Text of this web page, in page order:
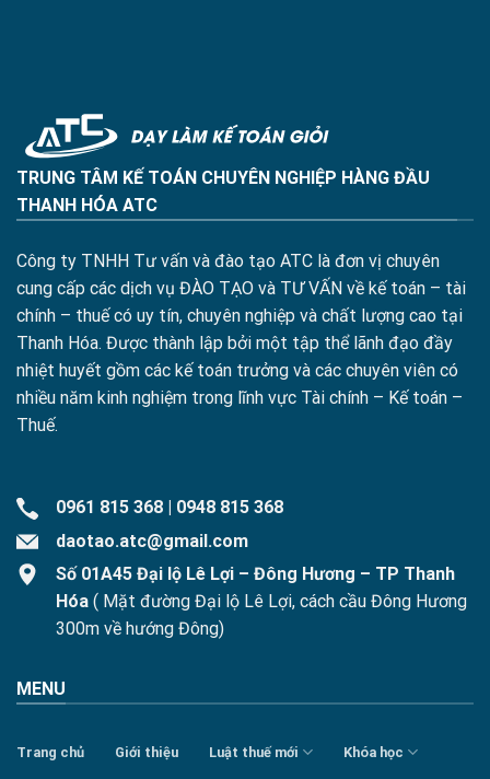
TRUNG TÂM KẾ TOÁN CHUYÊN NGHIỆP HÀNG ĐẦU
THANH HÓA ATC
Công ty TNHH Tư vấn và đào tạo ATC là đơn vị chuyên
cung cấp các dịch vụ ĐÀO TẠO và TƯ VẤN về kế toán – tài
chính – thuế có uy tín, chuyên nghiệp và chất lượng cao tại
Thanh Hóa. Được thành lập bởi một tập thể lãnh đạo đầy
nhiệt huyết gồm các kế toán trưởng và các chuyên viên có
nhiều năm kinh nghiệm trong lĩnh vực Tài chính – Kế toán –
Thuế.
0961 815 368
0948 815 368
daotao.atc@gmail.com
Số 01A45 Đại lộ Lê Lợi – Đông Hương – TP Thanh
Hóa ( Mặt đường Đại lộ Lê Lợi, cách cầu Đông Hương
300m về hướng Đông)
MENU
Trang chủ Giới thiệu Luật thuế mới Khóa học